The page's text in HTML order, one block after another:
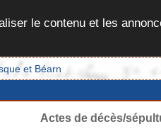
le contenu et les
et Béarn
Actes de décès/